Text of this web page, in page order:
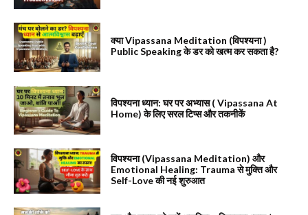
क्या Vipassana Meditation (विपश्यना )
Public Speaking के डर को खत्म कर सकता है?
विपश्यना ध्यान: घर पर अभ्यास ( Vipassana At
Home) के लिए सरल टिप्स और तकनीकें
विपश्यना (Vipassana Meditation) और
Emotional Healing: Trauma से मुक्ति और
Self-Love की नई शुरुआत